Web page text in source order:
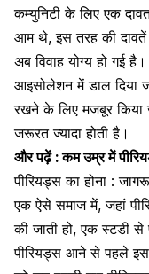
कम्युनिटी के लिए एक
आम थे, इस तरह की दावतें
अब विवाह योग्य हो गई
आइसोलेशन में डाल दिया
रखने के लिए मजबूर किया
जरूरत ज्यादा होती है।
और पढ़ें :कम उम्र में
पीरियड्स का होना :
एक ऐसे समाज में, जहां
की जाती हो, एक स्टडी
पीरियड्स आने से पहले